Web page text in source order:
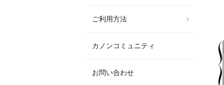
ご利用方法
カノンコミュニティ
お問い合わせ